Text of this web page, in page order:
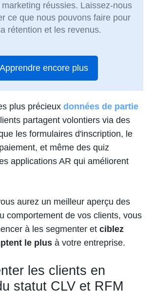
réussies. Laissez-nous
ce que nous pouvons faire pour
rétention et les revenus.
Apprendre encore plus
plus précieux données de partie
partagent volontiers via des
les formulaires d'inscription, le
et même des quiz
applications AR qui améliorent
aurez un meilleur aperçu des
comportement de vos clients, vous
à les segmenter et ciblez
le plus à votre entreprise.
les clients en
statut CLV et RFM